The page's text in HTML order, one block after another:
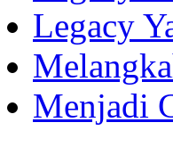
Legacy
Menjadi